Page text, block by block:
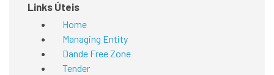
Links Úteis
Home
Managing Entity
Dande Free Zone
Tender